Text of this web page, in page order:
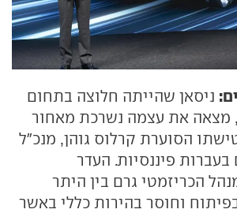
ניסאן שהייתה חלוצה בתחום
מצאה את עצמה נשרכת מאחור
הסוערת קרלוס גוהן, מנכ"ל
פיננסיות. העדר
הכריזמטי גרם בין היתר
וחוסר בהירות כללי באשר